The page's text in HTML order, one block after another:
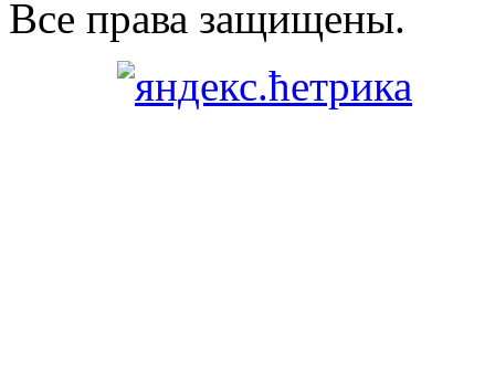
Все права защищены.